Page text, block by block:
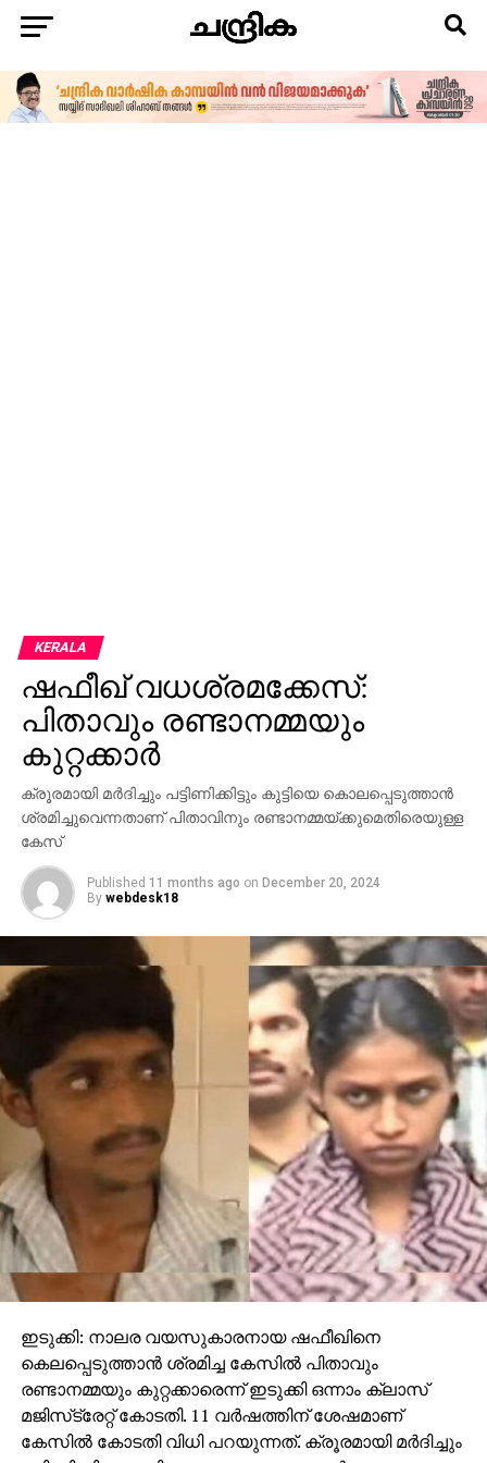
KERALA
ഷഫീഖ് വധശ്രമക്കേസ്:
പിതാവും രണ്ടാനമ്മയും
കുറ്റക്കാര്‍
ക്രൂരമായി മര്‍ദിച്ചും പട്ടിണിക്കിട്ടും കുട്ടിയെ കൊലപ്പെടുത്താന്‍
ശ്രമിച്ചുവെന്നതാണ് പിതാവിനും രണ്ടാനമ്മയ്ക്കുമെതിരെയുള്ള
കേസ്
Published 11 months ago on December 20, 2024
By webdesk18
ഇടുക്കി: നാലര വയസുകാരനായ ഷഫീഖിനെ
കെലപ്പെടുത്താന്‍ ശ്രമിച്ച കേസില്‍ പിതാവും
രണ്ടാനമ്മയും കുറ്റക്കാരെന്ന് ഇടുക്കി ഒന്നാം ക്ലാസ്
മജിസ്‌ട്രേറ്റ് കോടതി. 11 വര്‍ഷത്തിന് ശേഷമാണ്
കേസില്‍ കോടതി വിധി പറയുന്നത്. ക്രൂരമായി മര്‍ദിച്ചും